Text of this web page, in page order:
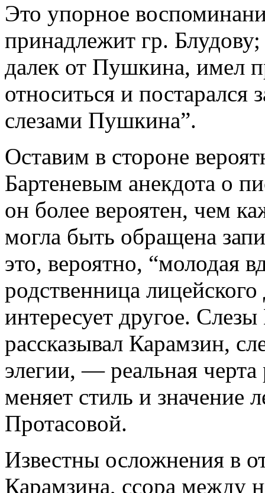
Это упорное
принадлежит гр.
далек от Пушкина, имел
относиться и постарался
слезами Пушкина”.
Оставим в стороне
Бартеневым анекдота о
он более вероятен, чем
могла быть обращена
это, вероятно, “молодая
родственница
интересует другое.
рассказывал Карамзин,
элегии, — реальная черта
меняет стиль и значение
Протасовой.
Известны осложнения в
Карамзина, ссора между